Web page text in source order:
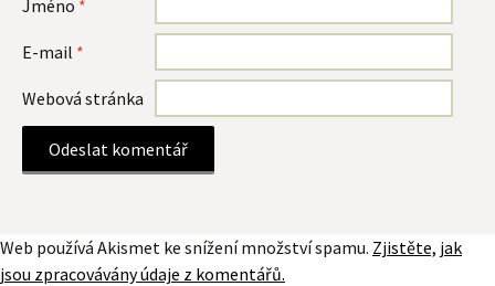
Jméno *
E-mail *
Webová stránka
Web používá Akismet ke snížení množství spamu. Zjistěte, jak
jsou zpracovávány údaje z komentářů.